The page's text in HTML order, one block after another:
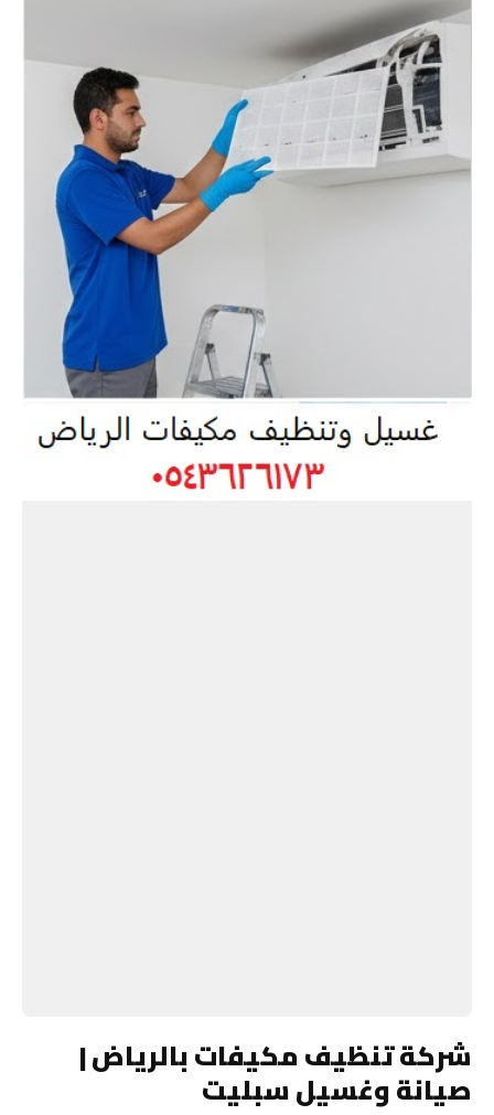
شركة تنظيف مكيفات بالرياض |
صيانة وغسيل سبليت